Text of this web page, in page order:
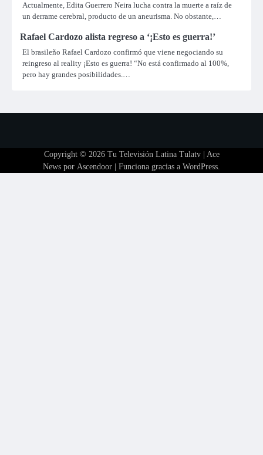
Actualmente, Edita Guerrero Neira lucha contra la muerte a raíz de
un derrame cerebral, producto de un aneurisma. No obstante,…
Rafael Cardozo alista regreso a ‘¡Esto es guerra!’
El brasileño Rafael Cardozo confirmó que viene negociando su
reingreso al reality ¡Esto es guerra! “No está confirmado al 100%,
pero hay grandes posibilidades.…
Copyright © 2026 Tu Televisión Latina Tulatv| Ace
News por Ascendoor | Funciona gracias a WordPress.